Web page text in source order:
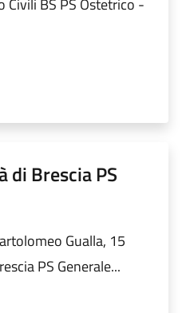
di Brescia PS
Gualla, 15
PS Generale...